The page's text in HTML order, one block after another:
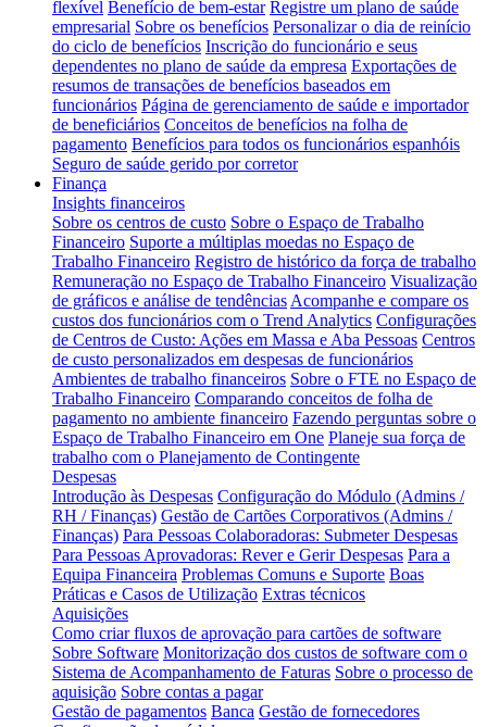
flexível Benefício de bem-estar Registre um plano de saúde
empresarial Sobre os benefícios Personalizar o dia de reinício
do ciclo de benefícios Inscrição do funcionário e seus
dependentes no plano de saúde da empresa Exportações de
resumos de transações de benefícios baseados em
funcionários Página de gerenciamento de saúde e importador
de beneficiários Conceitos de benefícios na folha de
pagamento Benefícios para todos os funcionários espanhóis
Seguro de saúde gerido por corretor
Finança
Insights financeiros
Sobre os centros de custo Sobre o Espaço de Trabalho
Financeiro Suporte a múltiplas moedas no Espaço de
Trabalho Financeiro Registro de histórico da força de trabalho
Remuneração no Espaço de Trabalho Financeiro Visualização
de gráficos e análise de tendências Acompanhe e compare os
custos dos funcionários com o Trend Analytics Configurações
de Centros de Custo: Ações em Massa e Aba Pessoas Centros
de custo personalizados em despesas de funcionários
Ambientes de trabalho financeiros Sobre o FTE no Espaço de
Trabalho Financeiro Comparando conceitos de folha de
pagamento no ambiente financeiro Fazendo perguntas sobre o
Espaço de Trabalho Financeiro em One Planeje sua força de
trabalho com o Planejamento de Contingente
Despesas
Introdução às Despesas Configuração do Módulo (Admins /
RH / Finanças) Gestão de Cartões Corporativos (Admins /
Finanças) Para Pessoas Colaboradoras: Submeter Despesas
Para Pessoas Aprovadoras: Rever e Gerir Despesas Para a
Equipa Financeira Problemas Comuns e Suporte Boas
Práticas e Casos de Utilização Extras técnicos
Aquisições
Como criar fluxos de aprovação para cartões de software
Sobre Software Monitorização dos custos de software com o
Sistema de Acompanhamento de Faturas Sobre o processo de
aquisição Sobre contas a pagar
Gestão de pagamentos Banca Gestão de fornecedores